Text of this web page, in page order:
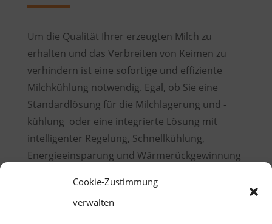
Cookie-Zustimmung
verwalten
Um die Qualität Ihrer erzeugten Milch zu
erhalten und das Verbreiten von Keimen zu
verhindern ist eine sofortige und effiziente
Milchkühlung notwendig. Egal, ob Sie eine
Standardlösung für die Milchlagerung und -
kühlung oder eine integrierte Lösung mit
intelligenter Regelung, Schnellkühlung,
Energieeinsparung und Wärmerückgewinnung
Ihnen die richtige Lösung für Ihre
Milchkühlung.